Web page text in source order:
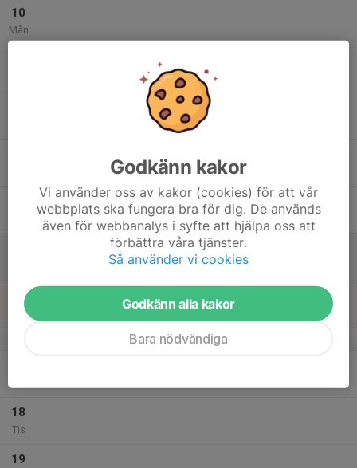
10
Mån
16
Sön
v.8
Mån
18
Tis
19
Godkänn kakor
Vi använder oss av kakor (cookies) för att vår
webbplats ska fungera bra för dig. De används
även för webbanalys i syfte att hjälpa oss att
förbättra våra tjänster.
Så använder vi cookies
Godkänn alla kakor
Bara nödvändiga